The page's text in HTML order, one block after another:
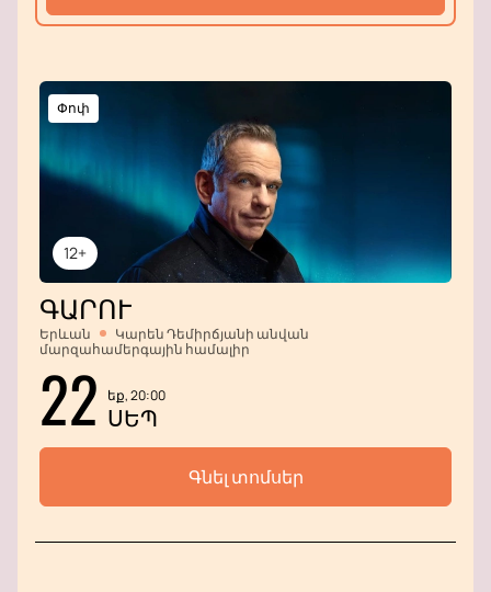
12+
Փոփ
ԳԱՐՈՒ
Երևան
Կարեն Դեմիրճյանի անվան
մարզահամերգային համալիր
22 եք, 20:00
ՍԵՊ
Գնել տոմսեր